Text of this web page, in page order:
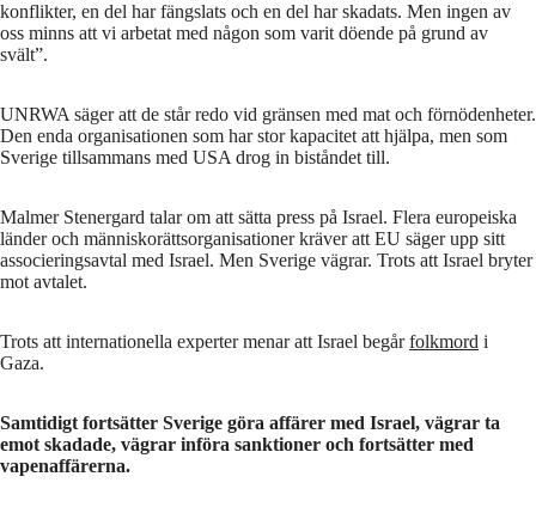
konflikter, en del har fängslats och en del har skadats. Men ingen av
oss minns att vi arbetat med någon som varit döende på grund av
svält”.
UNRWA säger att de står redo vid gränsen med mat och förnödenheter.
Den enda organisationen som har stor kapacitet att hjälpa, men som
Sverige tillsammans med USA drog in biståndet till.
Malmer Stenergard talar om att sätta press på Israel. Flera europeiska
länder och människorättsorganisationer kräver att EU säger upp sitt
associeringsavtal med Israel. Men Sverige vägrar. Trots att Israel bryter
mot avtalet.
Trots att internationella experter menar att Israel begårfolkmord i
Gaza.
Samtidigt fortsätter Sverige göra affärer med Israel, vägrar ta
emot skadade, vägrar införa sanktioner och fortsätter med
vapenaffärerna.